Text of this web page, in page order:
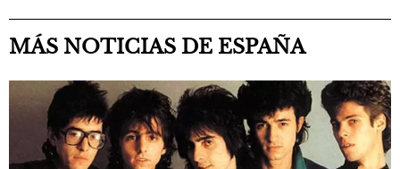
MÁS NOTICIAS DE ESPAÑA